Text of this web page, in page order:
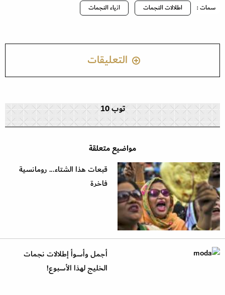
سمات : اطلالات النجمات ازياء النجمات
التعليقات
توب 10
مواضيع متعلقة
قبعات هذا الشتاء... رومانسية
فاخرة
أجمل وأسوأ إطلالات نجمات
الخليج لهذا الأسبوع!